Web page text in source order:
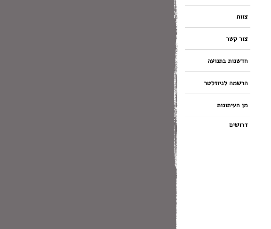
צוות
צור קשר
חדשנות בתנועה
הרשמה לניוזלטר
מן העיתונות
דרושים